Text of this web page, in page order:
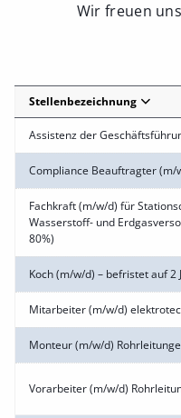
Wir freuen
Stellenbezeichnung
Assistenz der
Compliance Beauftragter (m/
Fachkraft (m/w/d) für
Wasserstoff- und
80%)
Koch (m/w/d) – befristet auf 2
Mitarbeiter (m/w/d)
Monteur (m/w/d)
Vorarbeiter (m/w/d)